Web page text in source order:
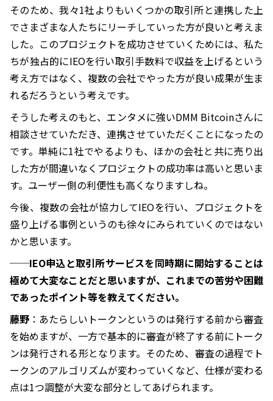
そのため、我々1社よりもいくつかの取引所と連携した上
でさまざまな人たちにリーチしていった方が良いと考えま
した。このプロジェクトを成功させていくためには、私た
ちが独占的にIEOを行い取引手数料で収益を上げるという
考え方ではなく、複数の会社でやった方が良い成果が生ま
れるだろうという考えです。
そうした考えのもと、エンタメに強いDMM Bitcoinさんに
相談させていただき、連携させていただくことになったの
です。単純に1社でやるよりも、ほかの会社と共に売り出
した方が間違いなくプロジェクトの成功率は高いと思いま
す。ユーザー側の利便性も高くなりますしね。
今後、複数の会社が協力してIEOを行い、プロジェクトを
盛り上げる事例というのも徐々にみられていくのではない
かと思います。
──IEO申込と取引所サービスを同時期に開始することは
極めて大変なことだと思いますが、これまでの苦労や困難
であったポイント等を教えてください。
藤野 ：あたらしいトークンというのは発行する前から審査
を始めますが、一方で基本的に審査が終了する前にトーク
ンは発行される形となります。そのため、審査の過程でト
ークンのアルゴリズムが変わっていくなど、仕様が変わる
点は1つ調整が大変な部分としてあげられます。